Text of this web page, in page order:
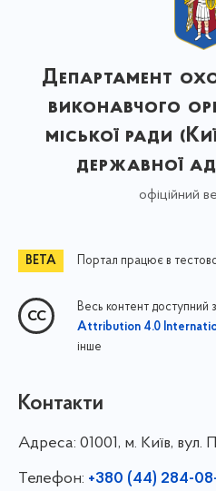
Департамент
виконавчого
міської ради
державної
офіційний
Портал працює в
Весь контент доступний
Attribution 4.0
інше
Контакти
Адреса: 01001, м. Київ, вул.
Телефон: +380 (44) 284-